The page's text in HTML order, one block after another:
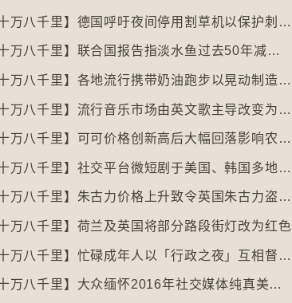
【十万八千里】德国呼吁夜间停用割草机以保护刺猬等动物
【十万八千里】联合国报告指淡水鱼过去50年减少逾八成
【十万八千里】各地流行携带奶油跑步以晃动制造新鲜牛油
【十万八千里】流行音乐市场由英文歌主导改变为多国语言歌曲
【十万八千里】可可价格创新高后大幅回落影响农民生计
【十万八千里】社交平台微短剧于美国、韩国多地掀热潮
【十万八千里】朱古力价格上升致令英国朱古力盗窃案高升
十万八千里】荷兰及英国将部分路段街灯改为红色
【十万八千里】忙碌成年人以「行政之夜」互相督促完成搁置私务
【十万八千里】大众缅怀2016年社交媒体纯真美好体验